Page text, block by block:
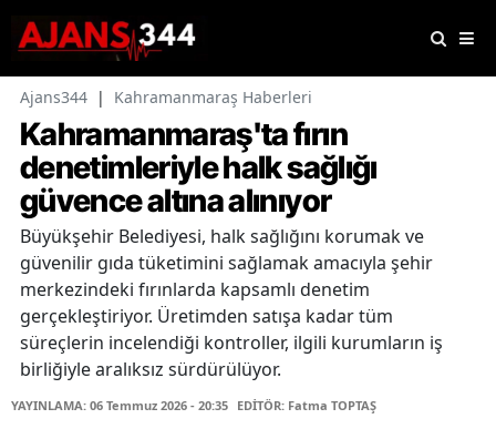
Ajans344 | Kahramanmaraş Haberleri
Kahramanmaraş'ta fırın
denetimleriyle halk sağlığı
güvence altına alınıyor
Büyükşehir Belediyesi, halk sağlığını korumak ve
güvenilir gıda tüketimini sağlamak amacıyla şehir
merkezindeki fırınlarda kapsamlı denetim
gerçekleştiriyor. Üretimden satışa kadar tüm
süreçlerin incelendiği kontroller, ilgili kurumların iş
birliğiyle aralıksız sürdürülüyor.
YAYINLAMA: 06 Temmuz 2026 - 20:35 EDİTÖR: Fatma TOPTAŞ